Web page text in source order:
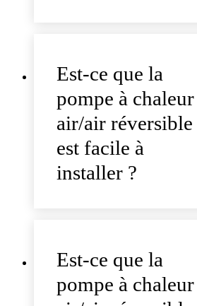
Est-ce que la
pompe à chaleur
air/air réversible
est facile à
installer ?
Est-ce que la
pompe à chaleur